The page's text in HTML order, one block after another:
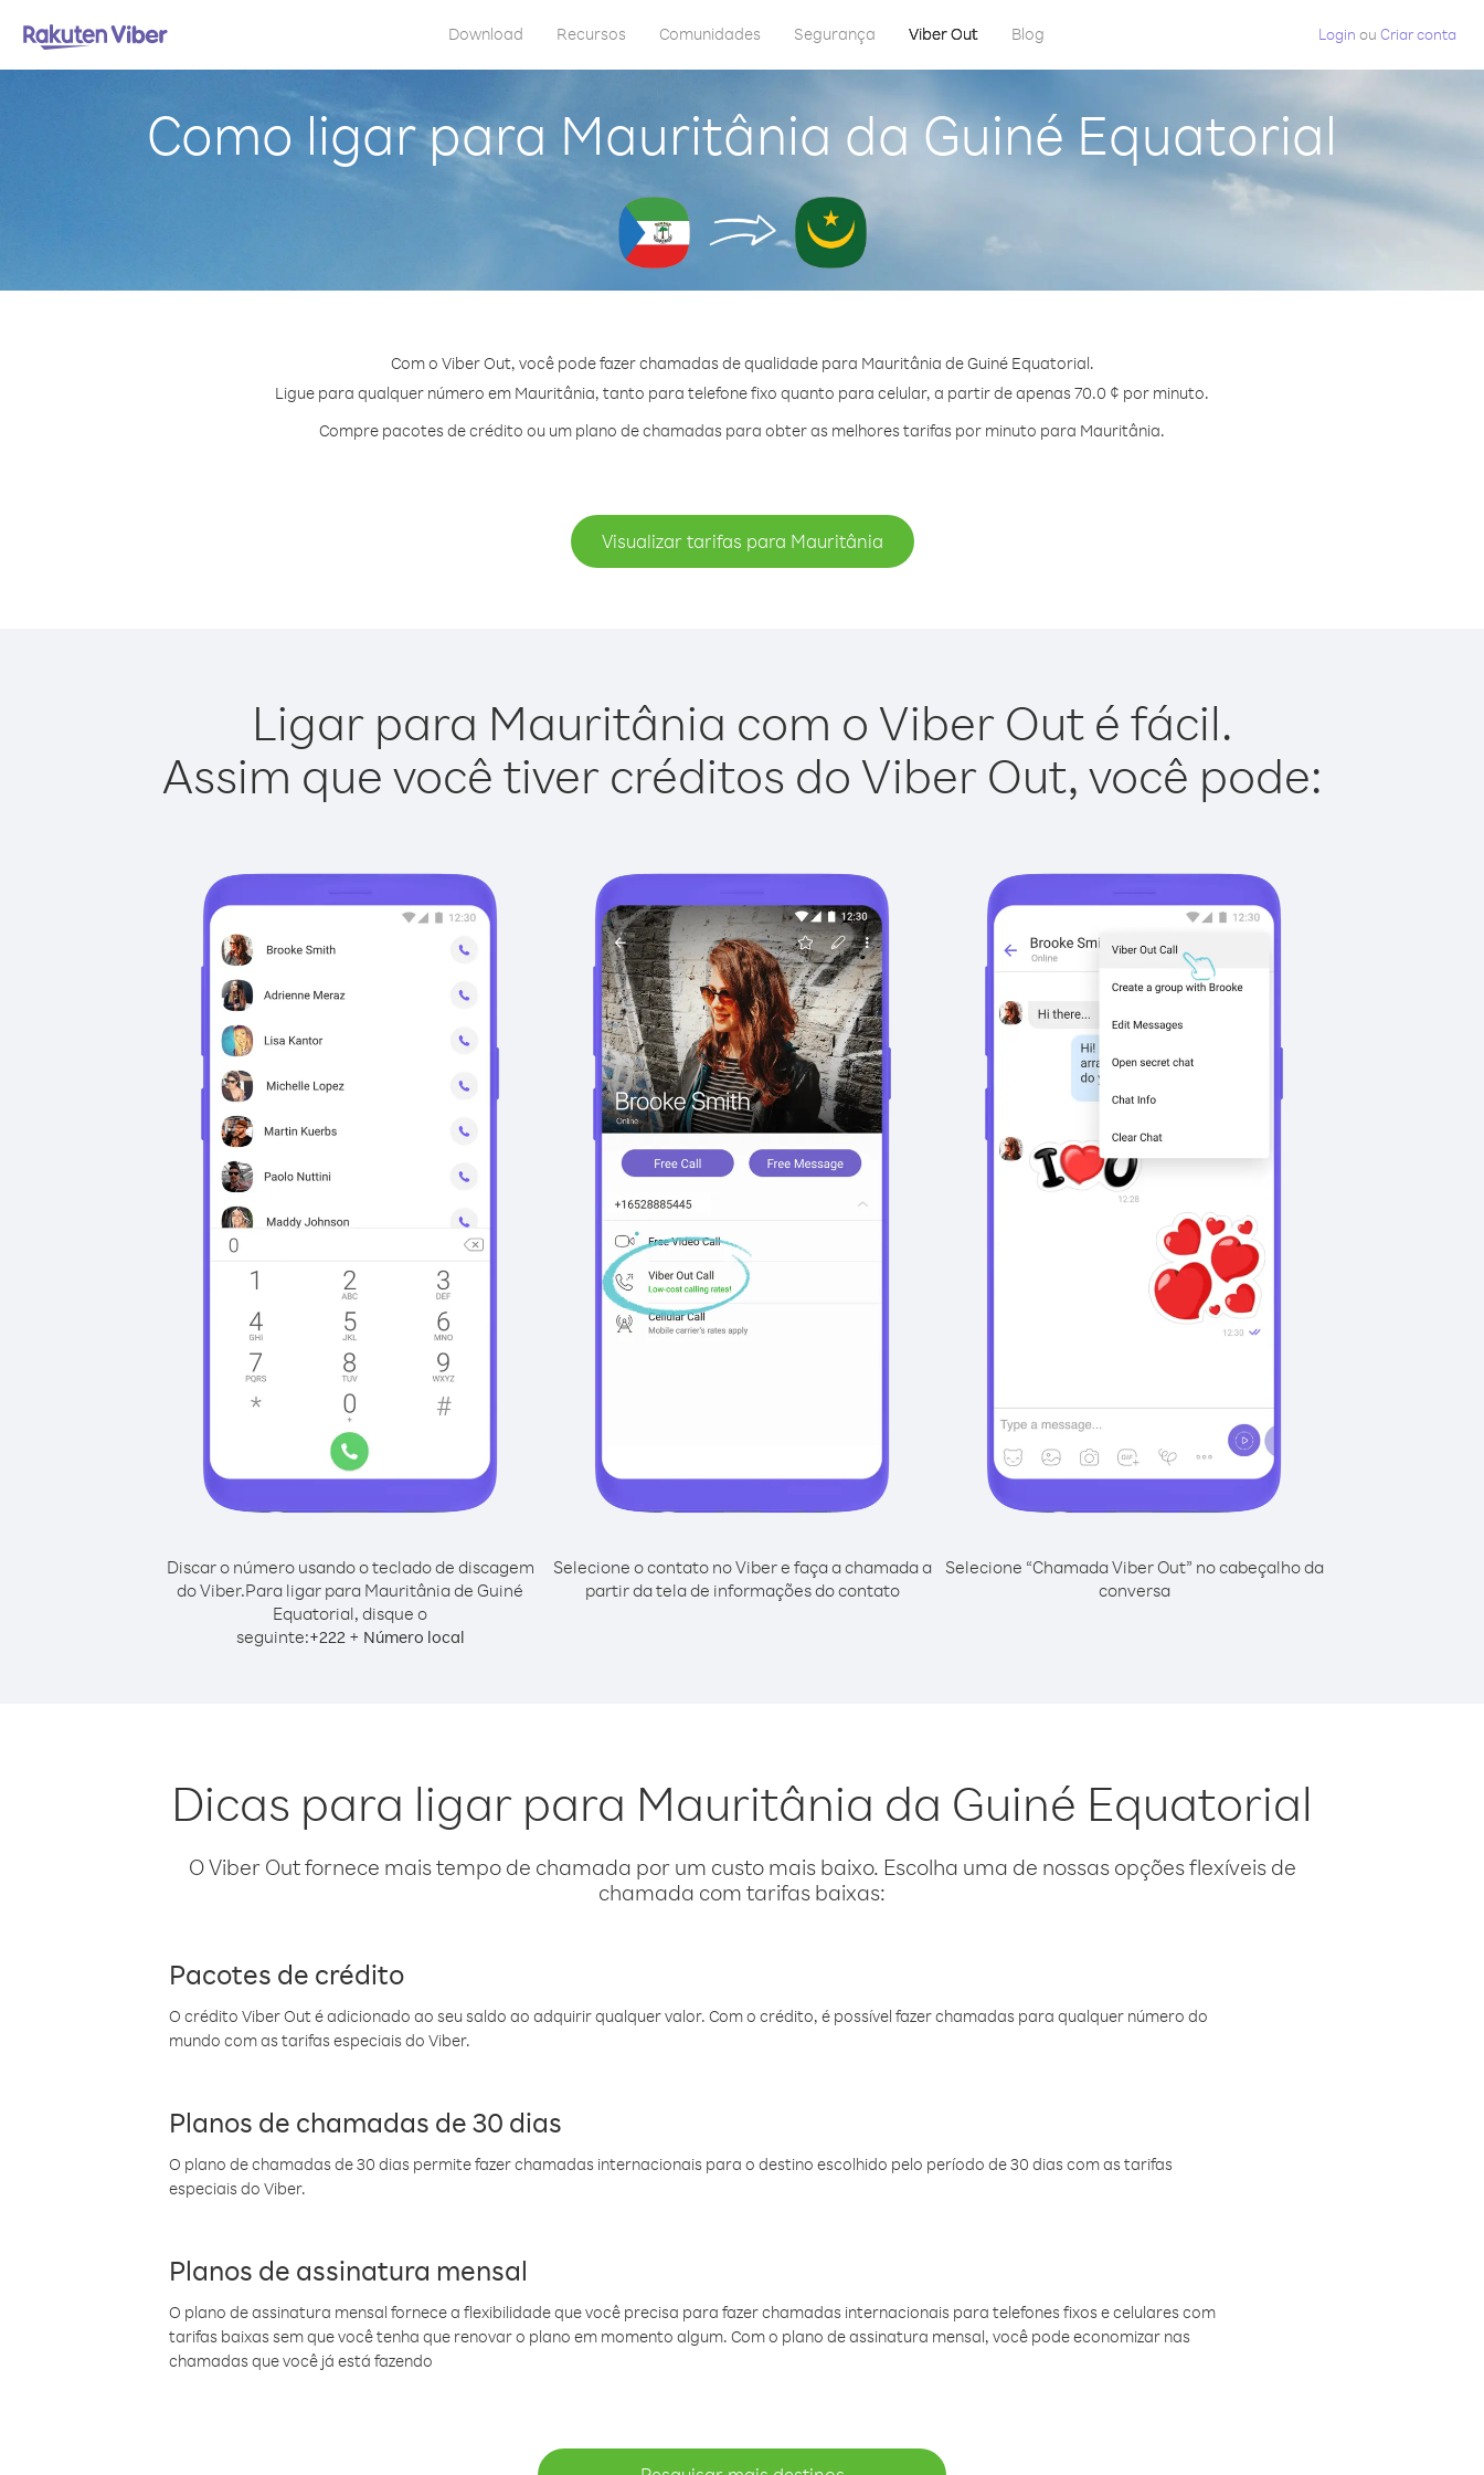
Download Recursos Comunidades Segurança Viber Out Blog Login ou Criar conta
Como ligar para Mauritânia da Guiné Equatorial
Com o Viber Out, você pode fazer chamadas de qualidade para Mauritânia de Guiné Equatorial.
Ligue para qualquer número em Mauritânia, tanto para telefone fixo quanto para celular, a partir de apenas 70.0 ¢ por minuto.
Compre pacotes de crédito ou um plano de chamadas para obter as melhores tarifas por minuto para Mauritânia.
Visualizar tarifas para Mauritânia
Ligar para Mauritânia com o Viber Out é fácil.
Assim que você tiver créditos do Viber Out, você pode:
Discar o número usando o teclado de discagem
do Viber.Para ligar para Mauritânia de Guiné
Equatorial, disque o
seguinte:+222+ Número local
Selecione o contato no Viber e faça a chamada a
partir da tela de informações do contato
Selecione “Chamada Viber Out” no cabeçalho da
conversa
Dicas para ligar para Mauritânia da Guiné Equatorial
O Viber Out fornece mais tempo de chamada por um custo mais baixo. Escolha uma de nossas opções flexíveis de
chamada com tarifas baixas:
Pacotes de crédito
O crédito Viber Out é adicionado ao seu saldo ao adquirir qualquer valor. Com o crédito, é possível fazer chamadas para qualquer número do
mundo com as tarifas especiais do Viber.
Planos de chamadas de 30 dias
O plano de chamadas de 30 dias permite fazer chamadas internacionais para o destino escolhido pelo período de 30 dias com as tarifas
especiais do Viber.
Planos de assinatura mensal
O plano de assinatura mensal fornece a flexibilidade que você precisa para fazer chamadas internacionais para telefones fixos e celulares com
tarifas baixas sem que você tenha que renovar o plano em momento algum. Com o plano de assinatura mensal, você pode economizar nas
chamadas que você já está fazendo